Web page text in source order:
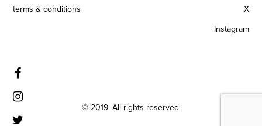
terms & conditions
X
Instagram
© 2019. All rights reserved.